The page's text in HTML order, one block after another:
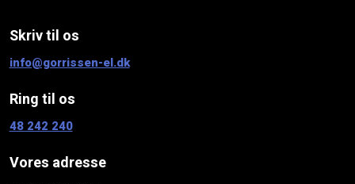
Skriv til os​
info@gorrissen-el.dk
Ring til os
48 242 240​
Vores adresse